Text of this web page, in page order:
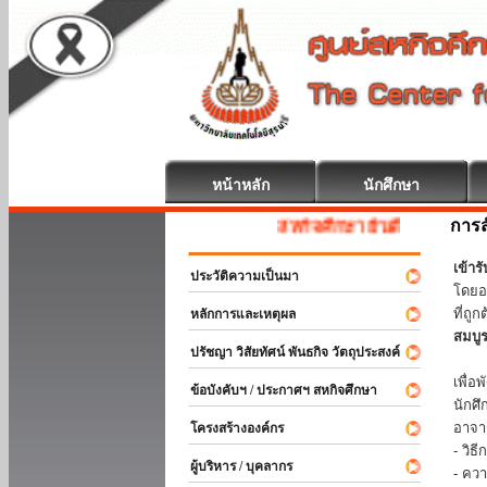
หน้าหลัก นักศึกษา
สหกิจศึกษา ยินดีต้อนรับ
ประวัติความเป็นมา
หลักการและเหตุผล
ปรัชญา วิสัยทัศน์ พันธกิจ วัตถุประสงค์
ข้อบังคับฯ / ประกาศฯ สหกิจศึกษา
โครงสร้างองค์กร
ผู้บริหาร / บุคลากร
การ
เข้า
โดย
ที่ถูก
สมบู
เพื่อ
นักศึ
อาจ
- วิธี
- คว